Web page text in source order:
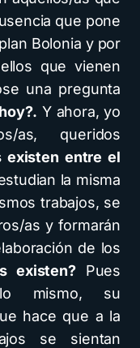
que pone
Bolonia y por
que vienen
una pregunta
Y ahora, yo
as, queridos
existen entre el
la misma
trabajos, se
as y formarán
de los
existen?Pues
mismo, su
hace que a la
se sientan